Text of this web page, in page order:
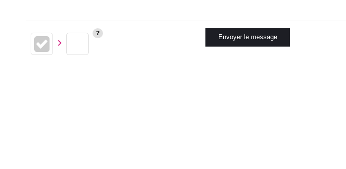
Envoyer le message